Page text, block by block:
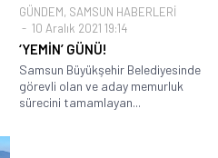
GÜNDEM, SAMSUN HABERLERİ
10 Aralık 2021 19:14
‘YEMİN’ GÜNÜ!
Samsun Büyükşehir Belediyesinde
görevli olan ve aday memurluk
sürecini tamamlayan...